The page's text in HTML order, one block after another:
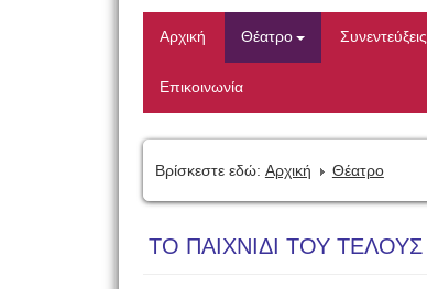
Αρχική Θέατρο Συνεντεύξεις
Επικοινωνία
Βρίσκεστε εδώ: Αρχική Θέατρο
ΤΟ ΠΑΙΧΝΙΔΙ ΤΟΥ ΤΕΛΟΥΣ